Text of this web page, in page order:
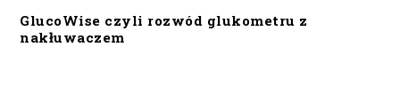
GlucoWise czyli rozwód glukometru z
nakłuwaczem